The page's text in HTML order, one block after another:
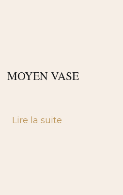
MOYEN VASE
Lire la suite